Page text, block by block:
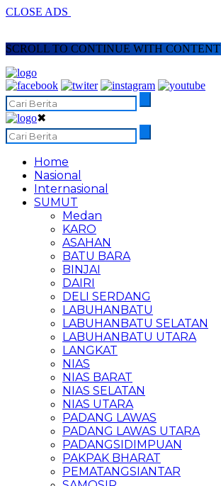
CLOSE ADS
SCROLL TO CONTINUE WITH CONTENT
✖
Home
Nasional
Internasional
SUMUT
Medan
KARO
ASAHAN
BATU BARA
BINJAI
DAIRI
DELI SERDANG
LABUHANBATU
LABUHANBATU SELATAN
LABUHANBATU UTARA
LANGKAT
NIAS
NIAS BARAT
NIAS SELATAN
NIAS UTARA
PADANG LAWAS
PADANG LAWAS UTARA
PADANGSIDIMPUAN
PAKPAK BHARAT
PEMATANGSIANTAR